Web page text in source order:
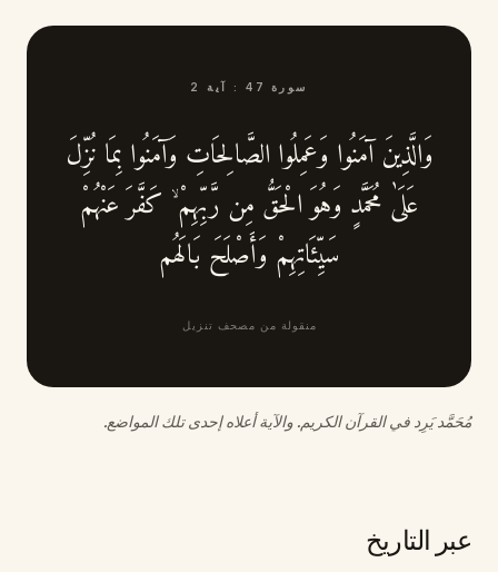
سورة 47
: آية 2
وَالَّذِينَ آمَنُوا وَعَمِلُوا الصَّالِحَاتِ وَآمَنُوا بِمَا نُزِّلَ
عَلَىٰ مُحَمَّدٍ وَهُوَ الْحَقُّ مِن رَّبِّهِمْ ۙ كَفَّرَ عَنْهُمْ
سَيِّئَاتِهِمْ وَأَصْلَحَ بَالَهُم
منقولة من مصحف تنزيل
مُحَمَّد يَرِد في القرآن الكريم. والآية أعلاه إحدى تلك المواضع.
عبر التاريخ